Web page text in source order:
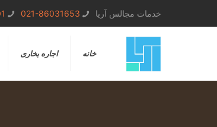
خدمات مجالس آریا 021-86031653
خانه اجاره بخاری